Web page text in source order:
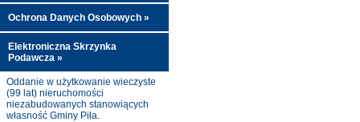
Ochrona Danych Osobowych »
Elektroniczna Skrzynka
Podawcza »
Oddanie w użytkowanie wieczyste
(99 lat) nieruchomości
niezabudowanych stanowiących
własność Gminy Piła.